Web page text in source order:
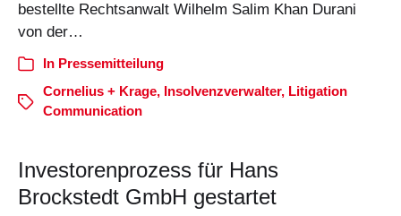
bestellte Rechtsanwalt Wilhelm Salim Khan Durani
von der…
In Pressemitteilung
Cornelius + Krage, Insolvenzverwalter, Litigation
Communication
Investorenprozess für Hans
Brockstedt GmbH gestartet